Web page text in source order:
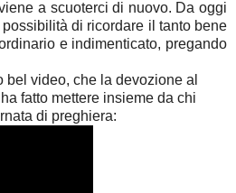
a scuoterci di nuovo. Da oggi
di ricordare il tanto bene
e indimenticato, pregando
bel video, che la devozione al
fatto mettere insieme da chi
di preghiera: